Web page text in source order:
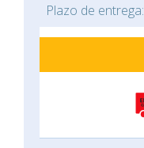
Plazo de entrega: